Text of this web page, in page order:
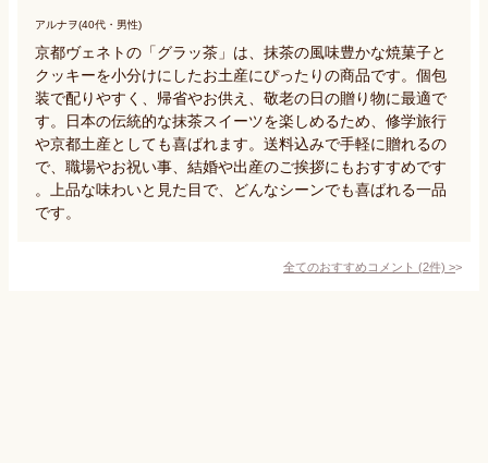
アルナヲ(40代・男性)
京都ヴェネトの「グラッ茶」は、抹茶の風味豊かな焼菓子と
クッキーを小分けにしたお土産にぴったりの商品です。個包
装で配りやすく、帰省やお供え、敬老の日の贈り物に最適で
す。日本の伝統的な抹茶スイーツを楽しめるため、修学旅行
や京都土産としても喜ばれます。送料込みで手軽に贈れるの
で、職場やお祝い事、結婚や出産のご挨拶にもおすすめです
。上品な味わいと見た目で、どんなシーンでも喜ばれる一品
です。
全てのおすすめコメント (2件) >